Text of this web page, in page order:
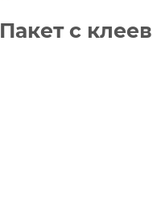
Пакет с